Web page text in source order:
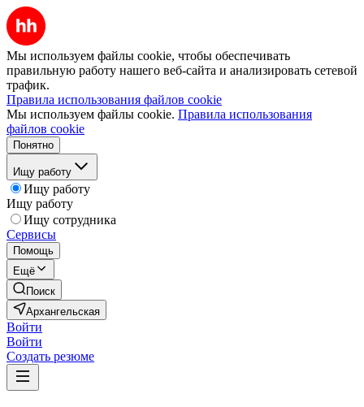
Мы используем файлы cookie, чтобы обеспечивать
правильную работу нашего веб-сайта и анализировать сетевой
трафик.
Правила использования файлов cookie
Мы используем файлы cookie. Правила использования
файлов cookie
Понятно
Ищу работу
Ищу работу
Ищу работу
Ищу сотрудника
Сервисы
Помощь
Ещё
Поиск
Архангельская
Войти
Войти
Создать резюме